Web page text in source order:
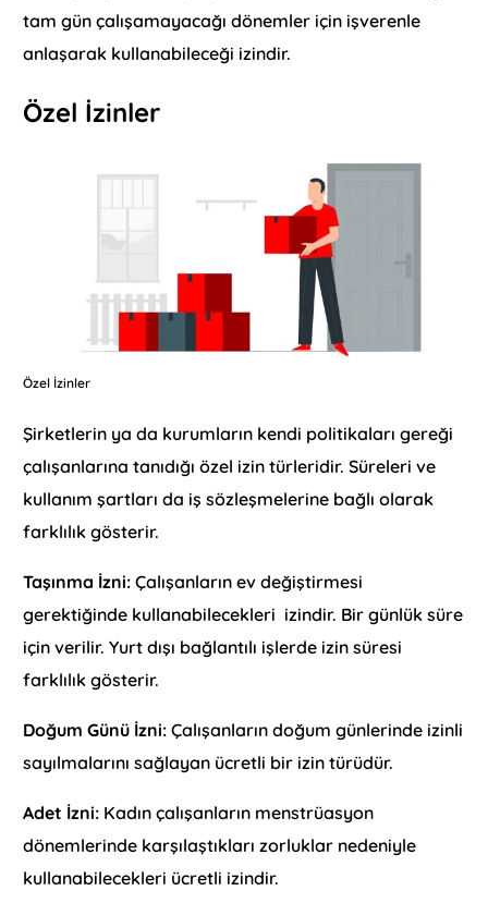
tam gün çalışamayacağı dönemler için işverenle
anlaşarak kullanabileceği izindir.
Özel İzinler
Özel İzinler
Şirketlerin ya da kurumların kendi politikaları gereği
çalışanlarına tanıdığı özel izin türleridir. Süreleri ve
kullanım şartları da iş sözleşmelerine bağlı olarak
farklılık gösterir.
Taşınma İzni: Çalışanların ev değiştirmesi
gerektiğinde kullanabilecekleri izindir. Bir günlük süre
için verilir. Yurt dışı bağlantılı işlerde izin süresi
farklılık gösterir.
Doğum Günü İzni: Çalışanların doğum günlerinde izinli
sayılmalarını sağlayan ücretli bir izin türüdür.
Adet İzni: Kadın çalışanların menstrüasyon
dönemlerinde karşılaştıkları zorluklar nedeniyle
kullanabilecekleri ücretli izindir.